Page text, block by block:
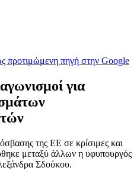
προτιμώμενη πηγή στην Google
για
της ΕΕ σε κρίσιμες και
μεταξύ άλλων η υφυπουργός
Σδούκου.